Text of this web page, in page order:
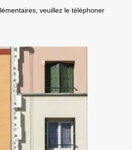
veuillez le téléphoner